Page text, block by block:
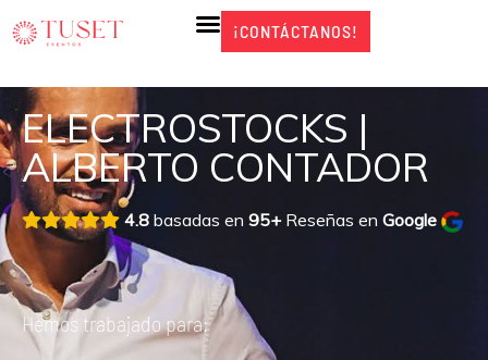
¡CONTÁCTANOS!
¡CONTÁCTANOS!
ELECTROSTOCKS |
ALBERTO CONTADOR
4.8 basadas en 95+ Reseñas en Google
Hemos trabajado para: